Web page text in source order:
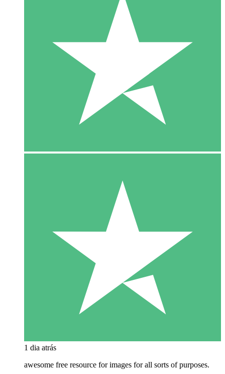
1 dia atrás
awesome free resource for images for all sorts of purposes.